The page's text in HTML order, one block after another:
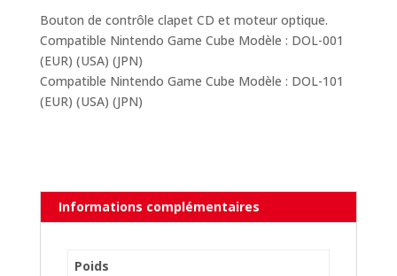
Bouton de contrôle clapet CD et moteur optique.
Compatible Nintendo Game Cube Modèle : DOL-001
(EUR) (USA) (JPN)
Compatible Nintendo Game Cube Modèle : DOL-101
(EUR) (USA) (JPN)
Informations complémentaires
Poids